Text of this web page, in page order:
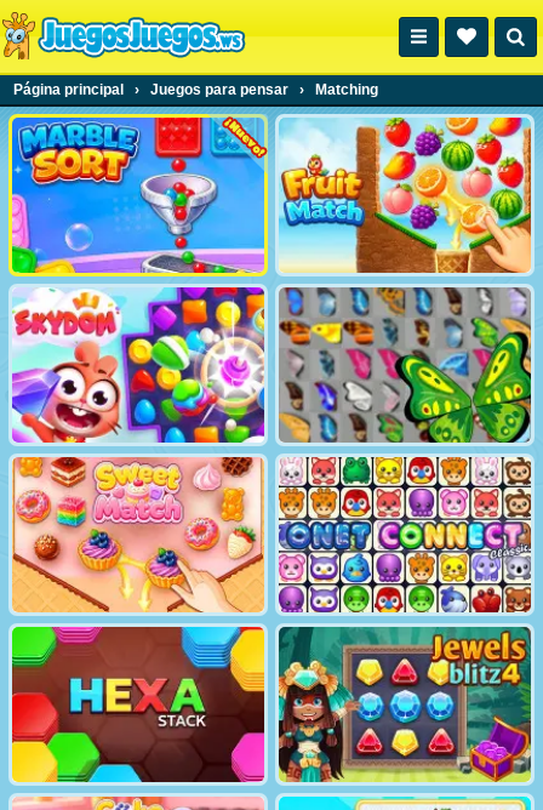
Página principal › Juegos para pensar › Matching